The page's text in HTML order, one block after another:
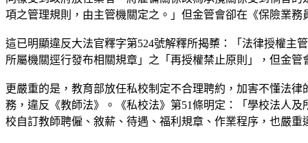
項之管理規則，由主管機關定之。」但金管會卻在《保險業
這已明顯違反大法官釋字第524號解釋所揭櫫：「法律授權主
所屬機關逕行發布相關規章」之「再授權禁止原則」，但金
更嚴重的是，教育部放任私校制定不合理聘約，加害不懂法
務，違反《教師法》。《私校法》第51條明定：「學校法人
校自訂教師聘僱、敘薪、待遇、福利規章、作業程序，也嚴